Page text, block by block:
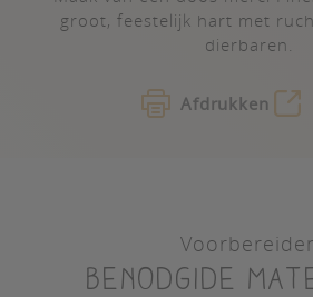
groot, feestelijk hart met
dierbaren.
Afdrukken
Benodgide